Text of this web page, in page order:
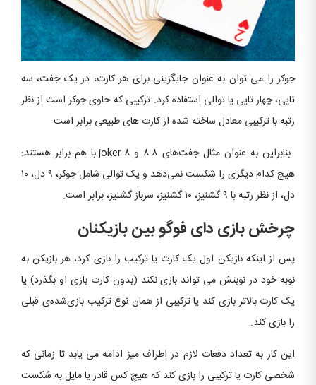
جوکر را می توان به عنوان جایگزینی برای هر کارت، در یک جفت، سه
تایی، چهار تایی یا توالی استفاده کرد. ترکیبی که حاوی جوکر است از نظر
رتبه با ترکیبی معادل ساخته شده از کارت های طبیعی برابر است.
بنابراین به عنوان مثال جفت‌های ۸-۸ و ۸-joker با هم برابر هستند:
هیچ کدام دیگری را شکست نمی‌دهد و یک توالی شامل جوکر، ۹ دل، ۱۰
دل، از نظر رتبه با ۹ گشنیز، ۱۰ گشنیز، سرباز گشنیز، برابر است.
چرخش بازی دای فوگو بین بازیکنان
پس از اینکه بازیکن اول یک کارت یا ترکیب را بازی کرد، هر بازیکن به
نوبه خود در نوبتش می تواند بازی نکند (بدون کارت بازی او بگذرد) یا
یک کارت بالاتر بازی کند یا ترکیبی از همان نوع ترکیب بازی‌شده‌ی قبلی
را بازی کند.
این کار به تعداد دفعات لازم در اطراف میز ادامه می یابد تا زمانی که
شخصی کارت یا ترکیبی را بازی کند که هیچ کس قادر یا مایل به شکست